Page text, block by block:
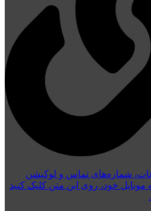
شماره‌های تماس و لوکیشن
خود، روی این متن کلیک کنید